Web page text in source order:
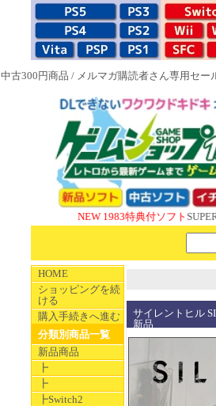
中古300円商品 / メルマガ購読者さん専用セー
NEW 1983特典付ソフトSUPERやのま
HOME
ショッピングを続
ける
購入手続きへ進む
分類別商品一覧
新品商品
┣
┣
┣Switch2
サイレントヒル
新品